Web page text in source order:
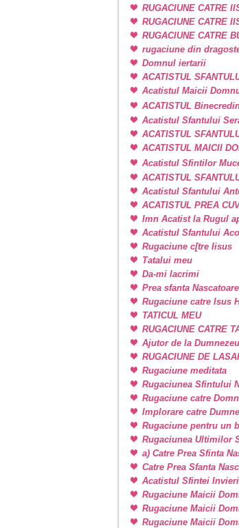
RUGACIUNE CATRE
RUGACIUNE CATRE
RUGACIUNE CATRE
rugaciune din
Domnul iertarii
ACATISTUL
Acatistul Maicii
ACATISTUL
Acatistul Sfantului
ACATISTUL
ACATISTUL MAICII
Acatistul Sfintilor
ACATISTUL
Acatistul Sfantului
ACATISTUL PREA
Imn Acatist la Rugul
Acatistul Sfantului
Rugaciune c[tre Iisus
Tatalui meu
Da-mi lacrimi
Prea sfanta
Rugaciune catre Isus
TATICUL MEU
RUGACIUNE CATRE
Ajutor de la Dumnezeu
RUGACIUNE DE
Rugaciune meditata
Rugaciunea Sfintului
Rugaciune catre
Implorare catre
Rugaciune pentru un
Rugaciunea Ultimilor
a) Catre Prea Sfinta
Catre Prea Sfanta
Acatistul Sfintei
Rugaciune Maicii
Rugaciune Maicii
Rugaciune Maicii